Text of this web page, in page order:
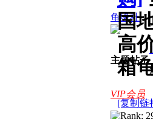
国
高
箱
[复制链
龟缘社
主题帖子
VIP会员